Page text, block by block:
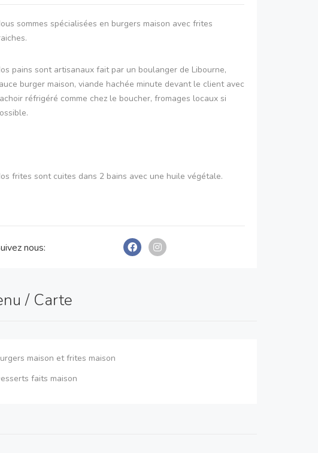
sommes spécialisées en burgers maison avec frites
pains sont artisanaux fait par un boulanger de Libourne,
burger maison, viande hachée minute devant le client avec
réfrigéré comme chez le boucher, fromages locaux si
frites sont cuites dans 2 bains avec une huile végétale.
Nous fonctionnons essentiellement au gaz, juste 1500w pour les
hachoir, hotte.
nous:
/ Carte
maison et frites maison
faits maison